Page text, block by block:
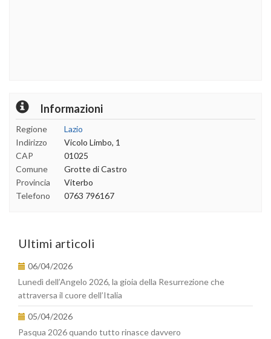
Informazioni
Regione
Lazio
Indirizzo
Vicolo Limbo, 1
CAP
01025
Comune
Grotte di Castro
Provincia
Viterbo
Telefono
0763 796167
Ultimi articoli
06/04/2026
Lunedì dell’Angelo 2026, la gioia della Resurrezione che
attraversa il cuore dell’Italia
05/04/2026
Pasqua 2026 quando tutto rinasce davvero